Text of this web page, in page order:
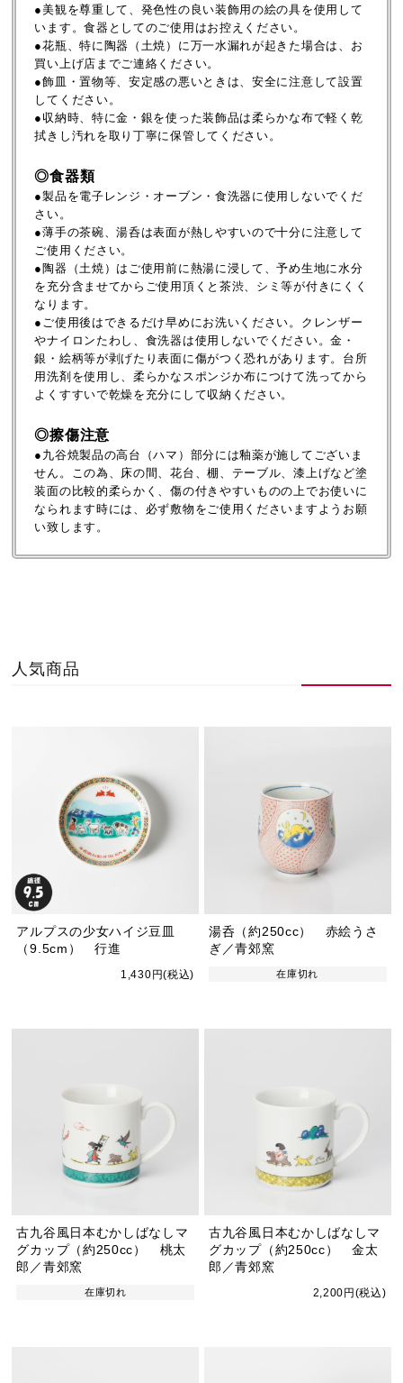
●美観を尊重して、発色性の良い装飾用の絵の具を使用して
います。食器としてのご使用はお控えください。
●花瓶、特に陶器（土焼）に万一水漏れが起きた場合は、お
買い上げ店までご連絡ください。
●飾皿・置物等、安定感の悪いときは、安全に注意して設置
してください。
●収納時、特に金・銀を使った装飾品は柔らかな布で軽く乾
拭きし汚れを取り丁寧に保管してください。
◎食器類
●製品を電子レンジ・オーブン・食洗器に使用しないでくだ
さい。
●薄手の茶碗、湯呑は表面が熱しやすいので十分に注意して
ご使用ください。
●陶器（土焼）はご使用前に熱湯に浸して、予め生地に水分
を充分含ませてからご使用頂くと茶渋、シミ等が付きにくく
なります。
●ご使用後はできるだけ早めにお洗いください。クレンザー
やナイロンたわし、食洗器は使用しないでください。金・
銀・絵柄等が剥げたり表面に傷がつく恐れがあります。台所
用洗剤を使用し、柔らかなスポンジか布につけて洗ってから
よくすすいで乾燥を充分にして収納ください。
◎擦傷注意
●九谷焼製品の高台（ハマ）部分には釉薬が施してございま
せん。この為、床の間、花台、棚、テーブル、漆上げなど塗
装面の比較的柔らかく、傷の付きやすいものの上でお使いに
なられます時には、必ず敷物をご使用くださいますようお願
い致します。
人気商品
アルプスの少女ハイジ豆皿
（9.5cm） 行進
1,430円(税込)
湯呑（約250cc） 赤絵うさ
ぎ／青郊窯
在庫切れ
古九谷風日本むかしばなしマ
グカップ（約250cc） 桃太
郎／青郊窯
在庫切れ
古九谷風日本むかしばなしマ
グカップ（約250cc） 金太
郎／青郊窯
2,200円(税込)